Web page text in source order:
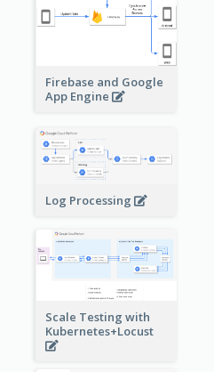
Firebase and Google
App Engine
Log Processing
Scale Testing with
Kubernetes+Locust